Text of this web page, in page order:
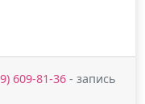
609-81-36 - запись